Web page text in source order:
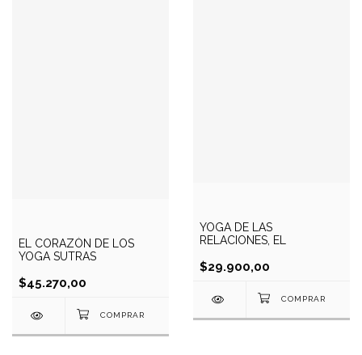
EL CORAZÓN DE LOS
YOGA SUTRAS
$45.270,00
YOGA DE LAS
RELACIONES, EL
$29.900,00